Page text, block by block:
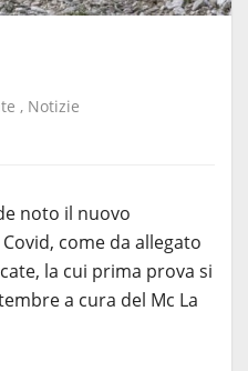
, Notizie
noto il nuovo
come da allegato
la cui prima prova si
a cura del Mc La